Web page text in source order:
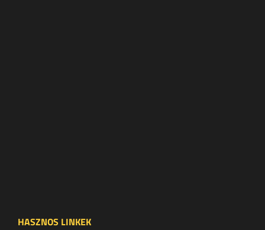
HASZNOS LINKEK